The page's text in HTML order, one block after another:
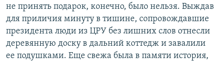
не принять подарок, конечно, было нельзя. Выждав
для приличия минуту в тишине, сопровождавшие
президента люди из ЦРУ без лишних слов отнесли
деревянную доску в дальний коттедж и завалили
ее подушками. Еще свежа была в памяти история,